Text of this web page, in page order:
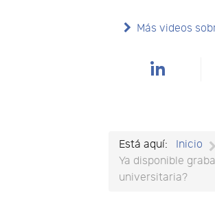
Más videos
Está aquí: Inicio
Ya disponible
universitaria?